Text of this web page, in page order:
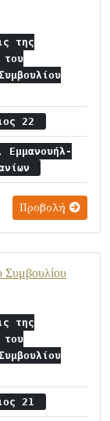
της
του
22
Εμμανουήλ-
Προβολή
Συμβουλίου
της
του
21